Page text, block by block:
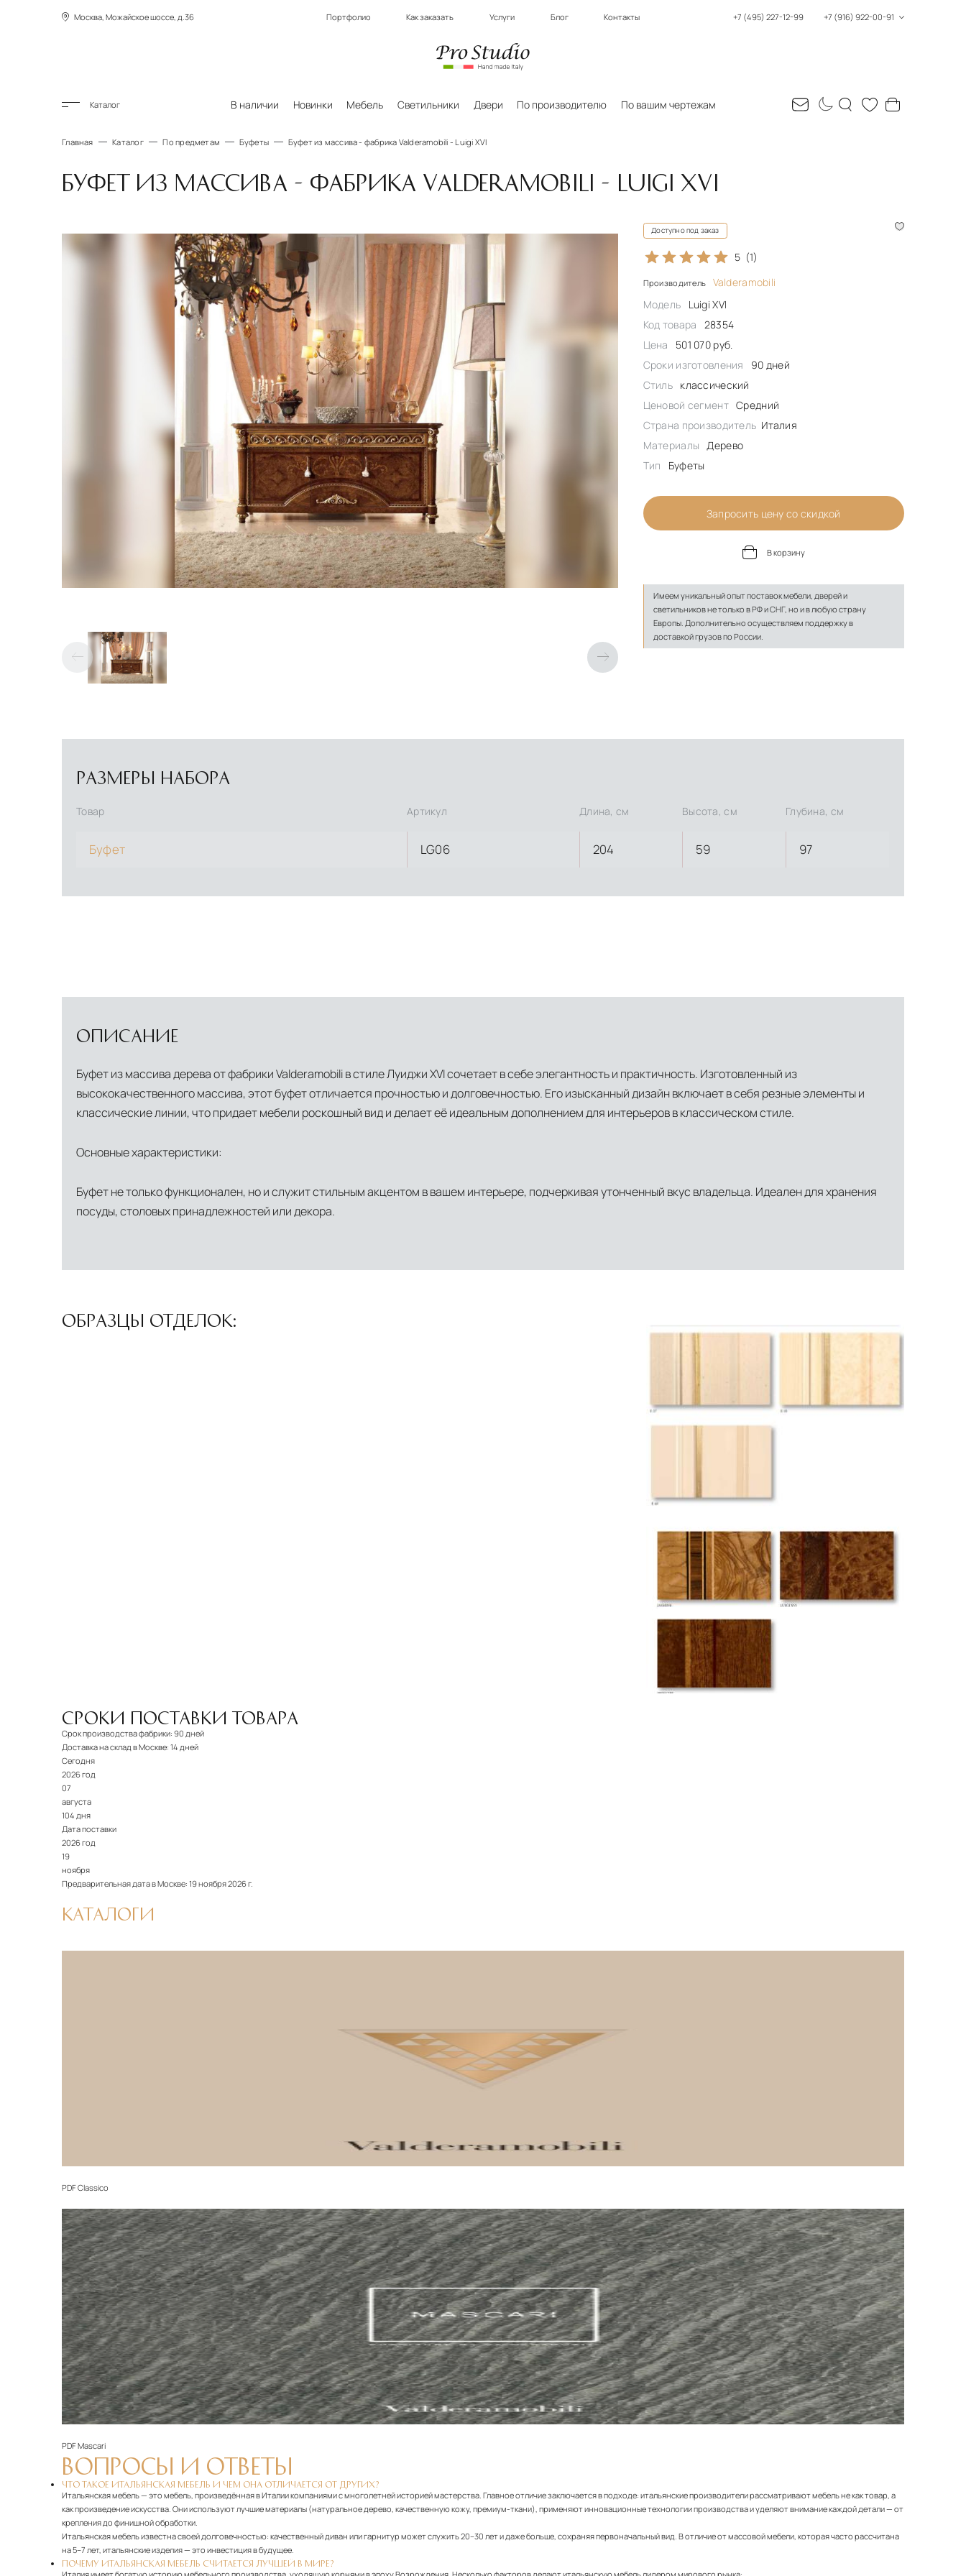
Москва, Можайское шоссе, д.36 Портфолио Как заказать Услуги Блог Контакты +7 (495) 227-12-99 +7 (916) 922-00-91
Каталог В наличии Новинки Мебель Светильники Двери По производителю По вашим чертежам
Главная Каталог По предметам Буфеты Буфет из массива - фабрика Valderamobili - Luigi XVI
БУФЕТ ИЗ МАССИВА - ФАБРИКА VALDERAMOBILI - LUIGI XVI
Доступно под заказ
5 (1)
Производитель
Valderamobili
Модель
Luigi XVI
Код товара
28354
Цена
501 070 руб.
Сроки изготовления
90 дней
Стиль классический
Ценовой сегмент Средний
Страна производитель Италия
Материалы
Дерево
Тип
Буфеты
Запросить цену со скидкой
В корзину
Имеем уникальный опыт поставок мебели, дверей и
светильников не только в РФ и СНГ, но и в любую страну
Европы. Дополнительно осуществляем поддержку в
доставкой грузов по России.
РАЗМЕРЫ НАБОРА
Товар Артикул Длина, см Высота, см Глубина, см
Буфет LG06 204 59 97
ОПИСАНИЕ
Буфет из массива дерева от фабрики Valderamobili в стиле Луиджи XVI сочетает в себе элегантность и практичность. Изготовленный из
высококачественного массива, этот буфет отличается прочностью и долговечностью. Его изысканный дизайн включает в себя резные элементы и
классические линии, что придает мебели роскошный вид и делает её идеальным дополнением для интерьеров в классическом стиле.
Основные характеристики:
Буфет не только функционален, но и служит стильным акцентом в вашем интерьере, подчеркивая утонченный вкус владельца. Идеален для хранения
посуды, столовых принадлежностей или декора.
ОБРАЗЦЫ ОТДЕЛОК:
СРОКИ ПОСТАВКИ ТОВАРА
Срок производства фабрики: 90 дней
Доставка на склад в Москве: 14 дней
Сегодня
2026 год
07
августа
104 дня
Дата поставки
2026 год
19
ноября
Предварительная дата в Москве:19 ноября 2026 г.
КАТАЛОГИ
PDFClassico
PDFMascari
ВОПРОСЫ И ОТВЕТЫ
ЧТО ТАКОЕ ИТАЛЬЯНСКАЯ МЕБЕЛЬ И ЧЕМ ОНА ОТЛИЧАЕТСЯ ОТ ДРУГИХ?
Итальянская мебель — это мебель, произведённая в Италии компаниями с многолетней историей мастерства. Главное отличие заключается в подходе: итальянские производители рассматривают мебель не как товар, а
как произведение искусства. Они используют лучшие материалы (натуральное дерево, качественную кожу, премиум-ткани), применяют инновационные технологии производства и уделяют внимание каждой детали — от
крепления до финишной обработки.
Итальянская мебель известна своей долговечностью: качественный диван или гарнитур может служить 20–30 лет и даже больше, сохраняя первоначальный вид. В отличие от массовой мебели, которая часто рассчитана
на 5–7 лет, итальянские изделия — это инвестиция в будущее.
ПОЧЕМУ ИТАЛЬЯНСКАЯ МЕБЕЛЬ СЧИТАЕТСЯ ЛУЧШЕЙ В МИРЕ?